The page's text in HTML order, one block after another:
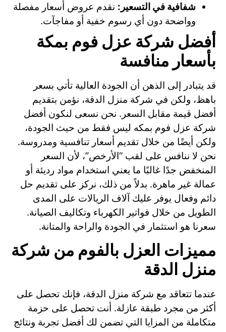
شفافية في التسعير: نقدم عروض أسعار مفصلة
وواضحة دون أي رسوم خفية أو مفاجآت.
أفضل شركة عزل فوم بمكة
بأسعار منافسة
قد يتبادر إلى الذهن أن الجودة العالية تأتي بسعر
باهظ، ولكن في شركة منزل الدقة، نؤمن بتقديم
أفضل قيمة مقابل السعر. نحن نسعى لنكون أفضل
شركة عزل فوم بمكه ليس فقط من حيث الجودة،
ولكن أيضًا من خلال تقديم أسعار تنافسية ومدروسة.
نحن لا ننافس على لقب “الأرخص”، لأن السعر
المنخفض جدًا غالبًا ما يعني استخدام مواد رديئة أو
عمالة غير ماهرة. بدلاً من ذلك، نركز على تقديم حل
دائم وفعال يوفر عليك آلاف الريالات على المدى
الطويل من خلال فواتير الكهرباء وتكاليف الصيانة.
سعرنا هو استثمار في الجودة والراحة والمتانة.
مميزات العزل بالفوم من شركة
منزل الدقة
عندما تتعاقد مع شركة منزل الدقة، فإنك تحصل على
أكثر من مجرد طبقة عازلة. أنت تحصل على حزمة
متكاملة من المزايا التي تضمن لك أفضل تجربة ونتائج